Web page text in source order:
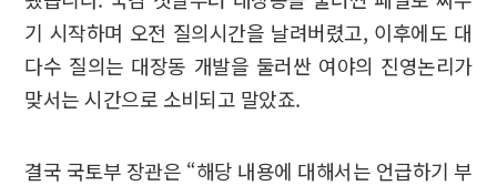
기 시작하며 오전 질의시간을 날려버렸고, 이후에도 대
다수 질의는 대장동 개발을 둘러싼 여야의 진영논리가
맞서는 시간으로 소비되고 말았죠.
결국 국토부 장관은 “해당 내용에 대해서는 언급하기 부